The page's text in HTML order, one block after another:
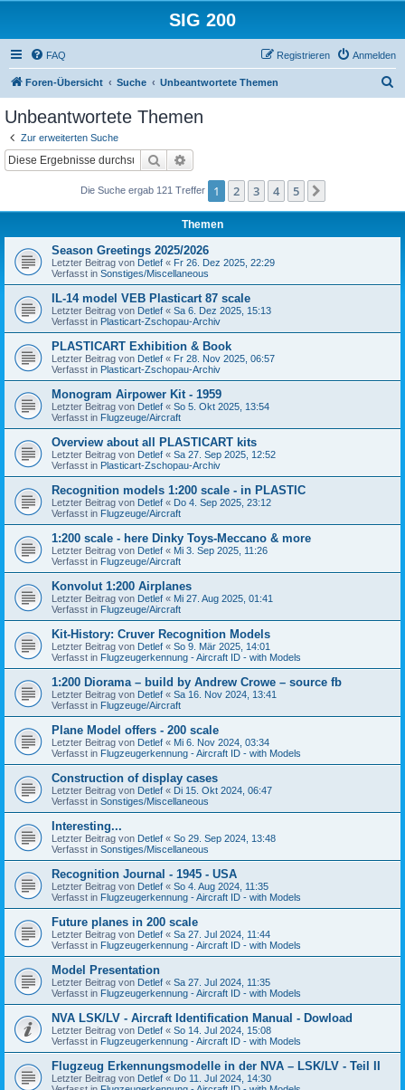
SIG 200
FAQ Anmelden
Registrieren
Foren-Übersicht Suche Unbeantwortete Themen
Unbeantwortete Themen
Zur erweiterten Suche
Suche
Die Suche ergab 121 Treffer 1 2 3 4 5
Themen
Season Greetings 2025/2026
Letzter Beitrag von Detlef « Fr 26. Dez 2025, 22:29
Verfasst in Sonstiges/Miscellaneous
IL-14 model VEB Plasticart 87 scale
Letzter Beitrag von Detlef « Sa 6. Dez 2025, 15:13
Verfasst in Plasticart-Zschopau-Archiv
PLASTICART Exhibition & Book
Letzter Beitrag von Detlef « Fr 28. Nov 2025, 06:57
Verfasst in Plasticart-Zschopau-Archiv
Monogram Airpower Kit - 1959
Letzter Beitrag von Detlef « So 5. Okt 2025, 13:54
Verfasst in Flugzeuge/Aircraft
Overview about all PLASTICART kits
Letzter Beitrag von Detlef « Sa 27. Sep 2025, 12:52
Verfasst in Plasticart-Zschopau-Archiv
Recognition models 1:200 scale - in PLASTIC
Letzter Beitrag von Detlef « Do 4. Sep 2025, 23:12
Verfasst in Flugzeuge/Aircraft
1:200 scale - here Dinky Toys-Meccano & more
Letzter Beitrag von Detlef « Mi 3. Sep 2025, 11:26
Verfasst in Flugzeuge/Aircraft
Konvolut 1:200 Airplanes
Letzter Beitrag von Detlef « Mi 27. Aug 2025, 01:41
Verfasst in Flugzeuge/Aircraft
Kit-History: Cruver Recognition Models
Letzter Beitrag von Detlef « So 9. Mär 2025, 14:01
Verfasst in Flugzeugerkennung - Aircraft ID - with Models
1:200 Diorama – build by Andrew Crowe – source fb
Letzter Beitrag von Detlef « Sa 16. Nov 2024, 13:41
Verfasst in Flugzeuge/Aircraft
Plane Model offers - 200 scale
Letzter Beitrag von Detlef « Mi 6. Nov 2024, 03:34
Verfasst in Flugzeugerkennung - Aircraft ID - with Models
Construction of display cases
Letzter Beitrag von Detlef « Di 15. Okt 2024, 06:47
Verfasst in Sonstiges/Miscellaneous
Interesting...
Letzter Beitrag von Detlef « So 29. Sep 2024, 13:48
Verfasst in Sonstiges/Miscellaneous
Recognition Journal - 1945 - USA
Letzter Beitrag von Detlef « So 4. Aug 2024, 11:35
Verfasst in Flugzeugerkennung - Aircraft ID - with Models
Future planes in 200 scale
Letzter Beitrag von Detlef « Sa 27. Jul 2024, 11:44
Verfasst in Flugzeugerkennung - Aircraft ID - with Models
Model Presentation
Letzter Beitrag von Detlef « Sa 27. Jul 2024, 11:35
Verfasst in Flugzeugerkennung - Aircraft ID - with Models
NVA LSK/LV - Aircraft Identification Manual - Dowload
Letzter Beitrag von Detlef « So 14. Jul 2024, 15:08
Verfasst in Flugzeugerkennung - Aircraft ID - with Models
Flugzeug Erkennungsmodelle in der NVA – LSK/LV - Teil II
Letzter Beitrag von Detlef « Do 11. Jul 2024, 14:30